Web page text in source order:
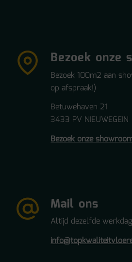
Bezoek onze
Bezoek 100m2 aan
op afspraak!)
Betuwehaven 21
3433 PV NIEUWEGEIN
Bezoek onze
Mail ons
Altijd dezelfde